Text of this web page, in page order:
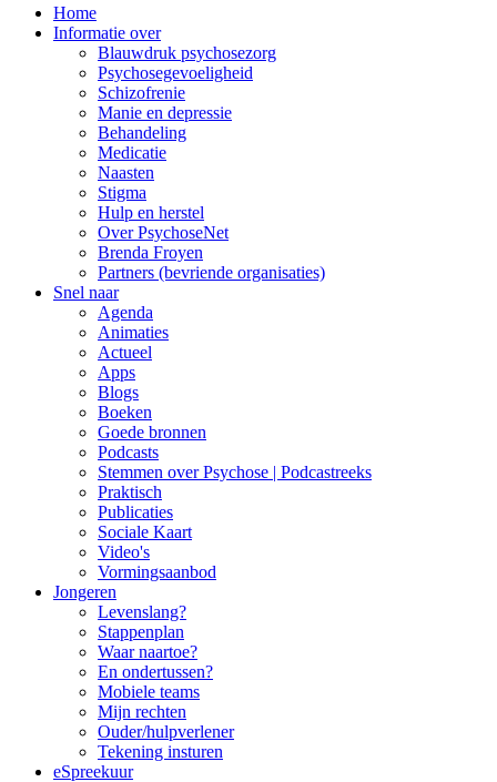
Main
Navigation
Home
Informatie over
Blauwdruk psychosezorg
Psychosegevoeligheid
Schizofrenie
Manie en depressie
Behandeling
Medicatie
Naasten
Stigma
Hulp en herstel
Over PsychoseNet
Brenda Froyen
Partners (bevriende organisaties)
Snel naar
Agenda
Animaties
Actueel
Apps
Blogs
Boeken
Goede bronnen
Podcasts
Stemmen over Psychose | Podcastreeks
Praktisch
Publicaties
Sociale Kaart
Video's
Vormingsaanbod
Jongeren
Levenslang?
Stappenplan
Waar naartoe?
En ondertussen?
Mobiele teams
Mijn rechten
Ouder/hulpverlener
Tekening insturen
eSpreekuur